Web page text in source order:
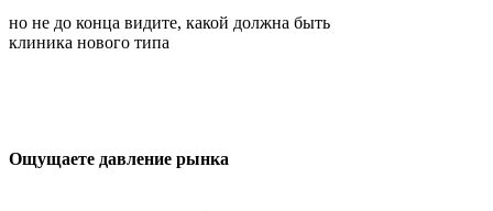
но не до конца видите, какой должна быть
клиника нового типа
Ощущаете давление рынка